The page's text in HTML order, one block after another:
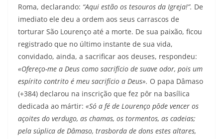
Roma, declarando: “Aqui estão os tesouros da Igreja!”. De
imediato ele deu a ordem aos seus carrascos de
torturar São Lourenço até a morte. De sua paixão, ficou
registrado que no último instante de sua vida,
convidado, ainda, a sacrificar aos deuses, respondeu:
«Ofereço-me a Deus como sacrifício de suave odor, pois um
espírito contrito é meu sacrifício a Deus». O papa Dâmaso
(+384) declarou na inscrição que fez pôr na basílica
dedicada ao mártir: «Só a fé de Lourenço pôde vencer os
açoites do verdugo, as chamas, os tormentos, as cadeias;
pela súplica de Dâmaso, trasborda de dons estes altares,